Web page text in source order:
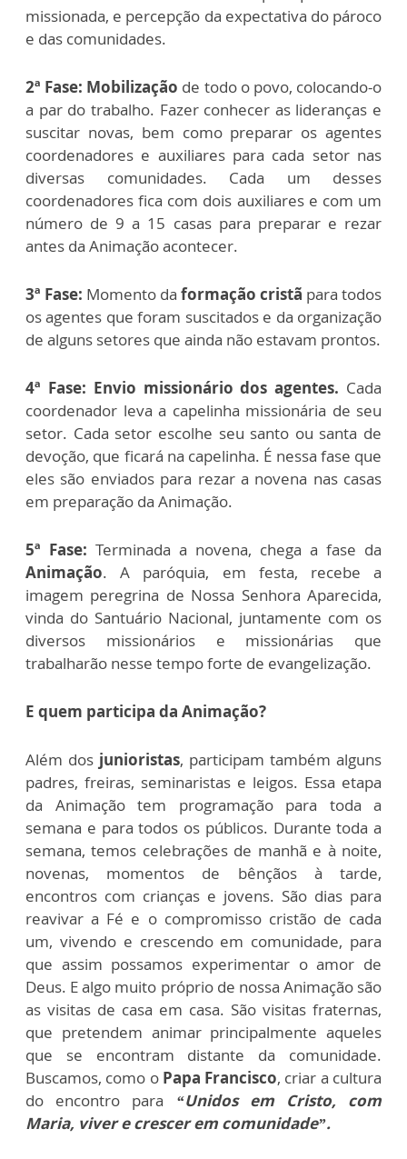
missionada, e percepção da expectativa do pároco
e das comunidades.
2ª Fase: Mobilização de todo o povo, colocando-o
a par do trabalho. Fazer conhecer as lideranças e
suscitar novas, bem como preparar os agentes
coordenadores e auxiliares para cada setor nas
diversas comunidades. Cada um desses
coordenadores fica com dois auxiliares e com um
número de 9 a 15 casas para preparar e rezar
antes da Animação acontecer.
3ª Fase: Momento da formação cristã para todos
os agentes que foram suscitados e da organização
de alguns setores que ainda não estavam prontos.
4ª Fase: Envio missionário dos agentes. Cada
coordenador leva a capelinha missionária de seu
setor. Cada setor escolhe seu santo ou santa de
devoção, que ficará na capelinha. É nessa fase que
eles são enviados para rezar a novena nas casas
em preparação da Animação.
5ª Fase: Terminada a novena, chega a fase da
Animação. A paróquia, em festa, recebe a
imagem peregrina de Nossa Senhora Aparecida,
vinda do Santuário Nacional, juntamente com os
diversos missionários e missionárias que
trabalharão nesse tempo forte de evangelização.
E quem participa da Animação?
Além dos junioristas, participam também alguns
padres, freiras, seminaristas e leigos. Essa etapa
da Animação tem programação para toda a
semana e para todos os públicos. Durante toda a
semana, temos celebrações de manhã e à noite,
novenas, momentos de bênçãos à tarde,
encontros com crianças e jovens. São dias para
reavivar a Fé e o compromisso cristão de cada
um, vivendo e crescendo em comunidade, para
que assim possamos experimentar o amor de
Deus. E algo muito próprio de nossa Animação são
as visitas de casa em casa. São visitas fraternas,
que pretendem animar principalmente aqueles
que se encontram distante da comunidade.
Buscamos, como o Papa Francisco, criar a cultura
do encontro para “Unidos em Cristo, com
Maria, viver e crescer em comunidade”.